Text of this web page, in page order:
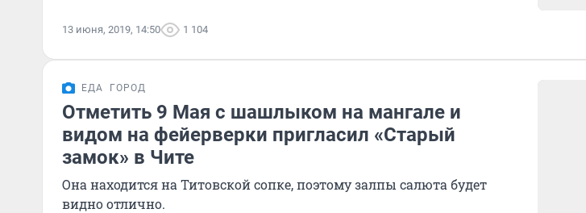
13 июня, 2019, 14:50 1 104
ЕДА ГОРОД
Отметить 9 Мая с шашлыком на мангале и
видом на фейерверки пригласил «Старый
замок» в Чите
Она находится на Титовской сопке, поэтому залпы салюта будет
видно отлично.